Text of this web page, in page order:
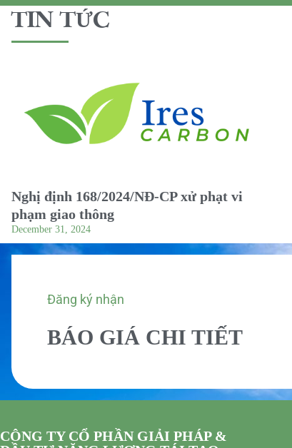
TIN TỨC
Nghị định 168/2024/NĐ-CP xử phạt vi
phạm giao thông
December 31, 2024
Đăng ký nhận
BÁO GIÁ CHI TIẾT
CÔNG TY CỔ PHẦN GIẢI PHÁP &